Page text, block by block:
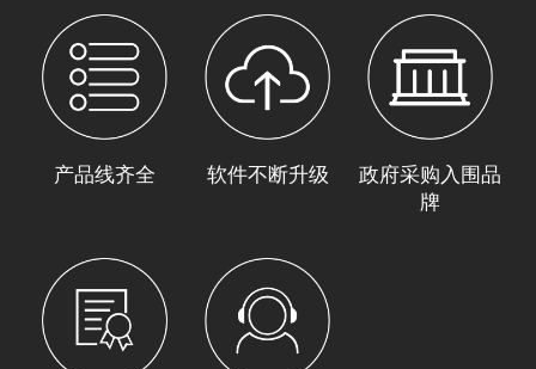
产品线齐全 软件不断升级
政府采购入围品
牌